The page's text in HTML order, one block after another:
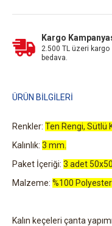
Kargo
2.500 TL üzeri kargo
bedava.
ÜRÜN BILGILERI
Renkler: Ten Rengi, Sütlü
Kalınlık: 3 mm.
Paket İçeriği: 3 adet
Malzeme: %100 Polyester
Kalın keçeleri çanta